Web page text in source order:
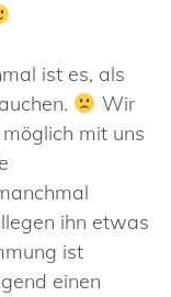
ist es, als
Wir
mit uns
ihn etwas
ist
einen